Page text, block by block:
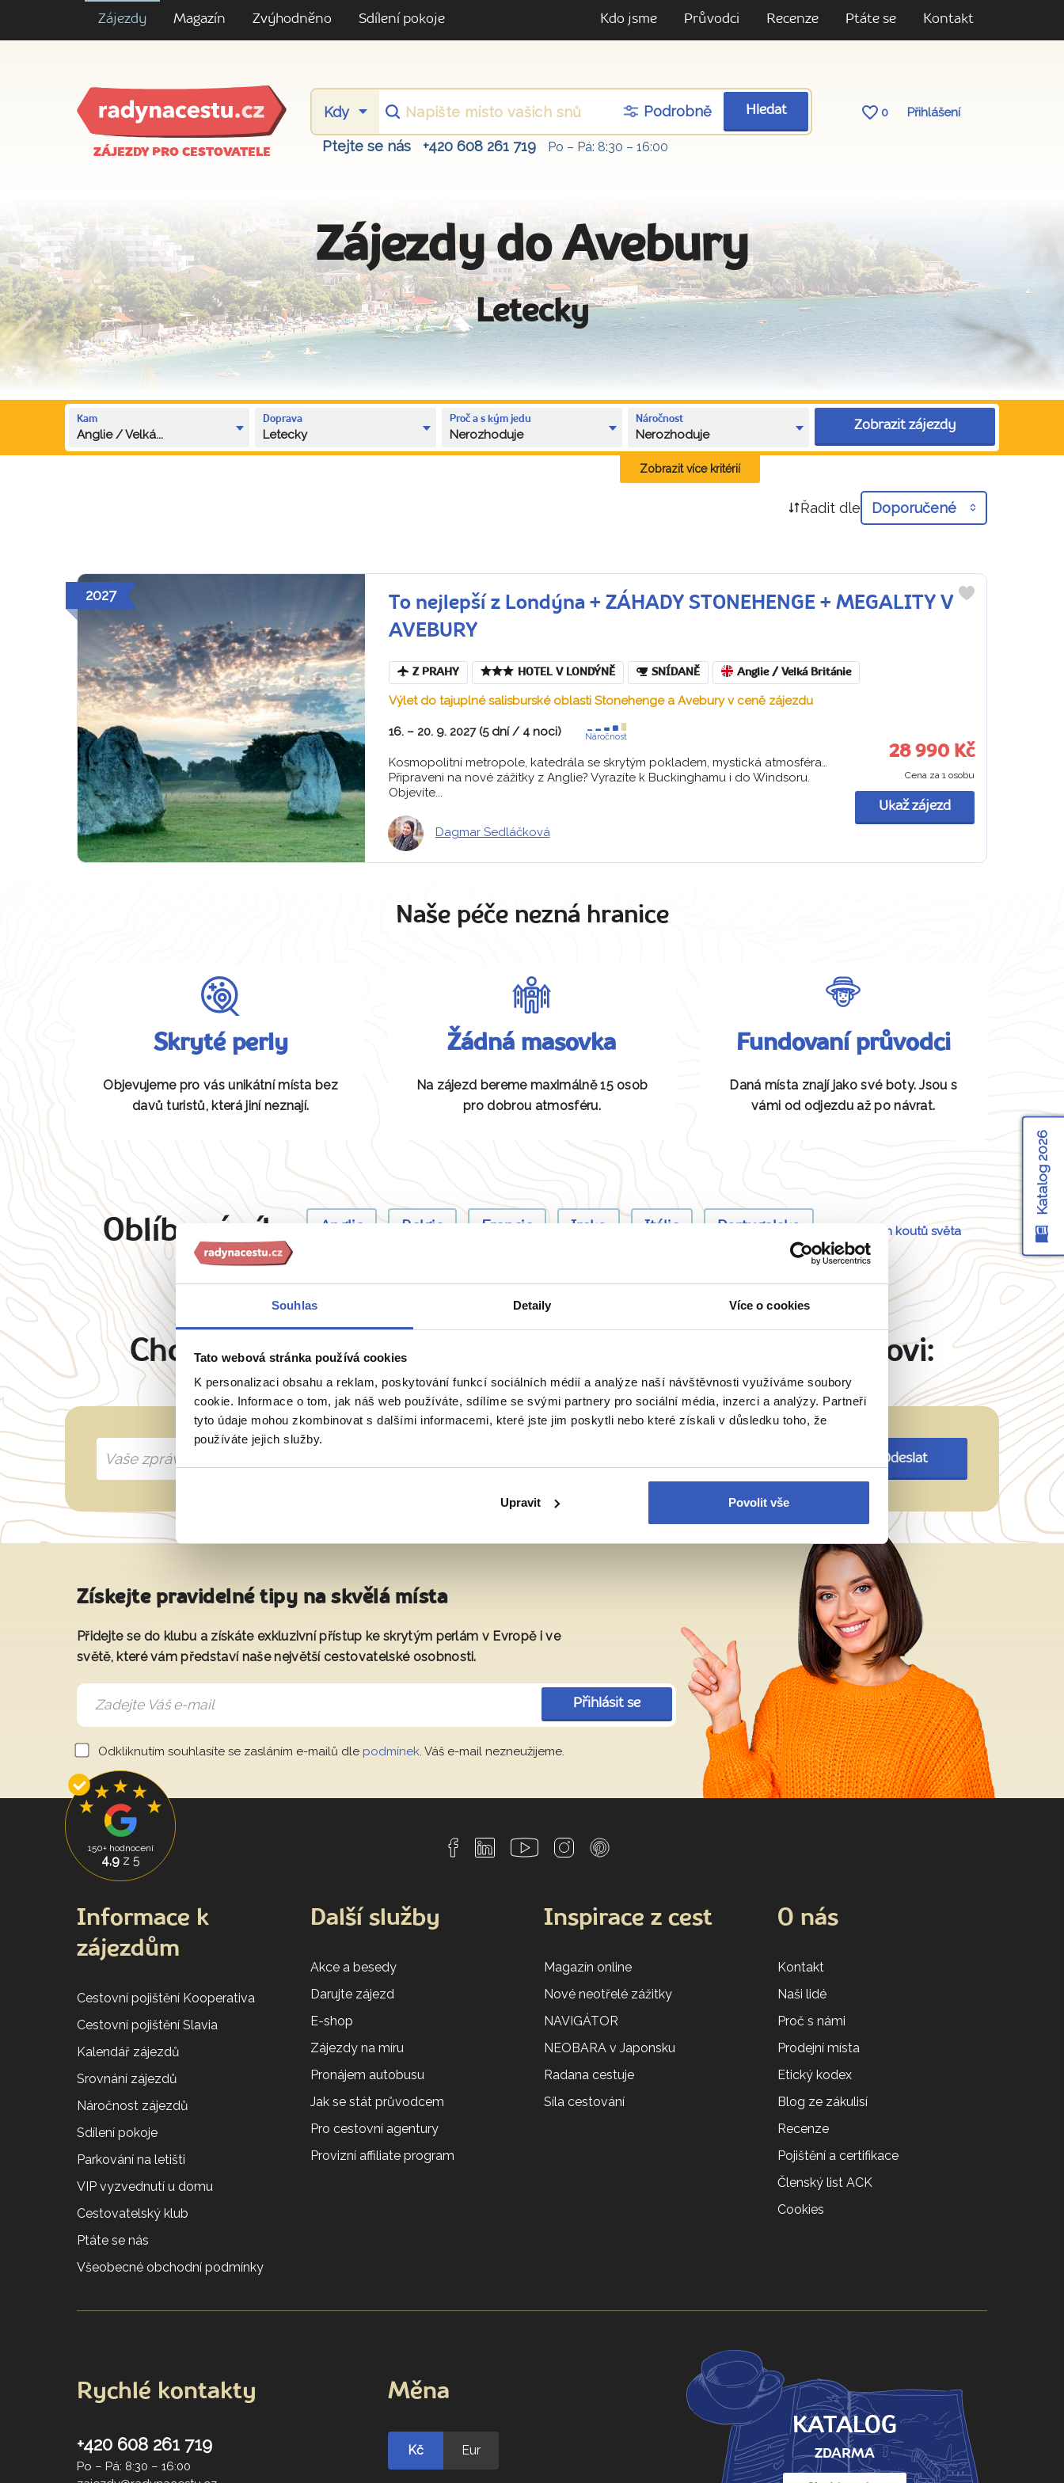
Souhlas Detaily Více o cookies
Tato webová stránka používá cookies
K personalizaci obsahu a reklam, poskytování funkcí sociálních médií a analýze naší návštěvnosti využíváme soubory
cookie. Informace o tom, jak náš web používáte, sdílíme se svými partnery pro sociální média, inzerci a analýzy. Partneři
tyto údaje mohou zkombinovat s dalšími informacemi, které jste jim poskytli nebo které získali v důsledku toho, že
používáte jejich služby.
Upravit Povolit vše
Zájezdy Magazín Zvýhodněno Sdílení pokoje Kdo jsme Průvodci Recenze Ptáte se Kontakt
ZÁJEZDY PRO CESTOVATELE
Podrobně Hledat 0 Přihlášení
Ptejte se nás +420 608 261 719 Po – Pá: 8:30 – 16:00
Zájezdy do Avebury
Letecky
Kam
Anglie / Velká...
Doprava
Letecky
Proč a s kým jedu
Nerozhoduje
Náročnost
Nerozhoduje
Zobrazit zájezdy
Zobrazit více kritérií
Řadit dle Doporučené
2027
To nejlepší z Londýna + ZÁHADY STONEHENGE + MEGALITY V
AVEBURY
Z PRAHY HOTEL V LONDÝNĚ SNÍDANĚ Anglie / Velká Británie
Výlet do tajuplné salisburské oblasti Stonehenge a Avebury v ceně zájezdu
16. – 20. 9. 2027 (5 dní / 4 noci) Náročnost
Kosmopolitní metropole, katedrála se skrytým pokladem, mystická atmosféra…
Připraveni na nové zážitky z Anglie? Vyrazíte k Buckinghamu i do Windsoru.
Objevíte...
Dagmar Sedláčková
28 990 Kč
Cena za 1 osobu
Ukaž zájezd
Naše péče nezná hranice
Skryté perly
Objevujeme pro vás unikátní místa bez
davů turistů, která jiní neznají.
Žádná masovka
Na zájezd bereme maximálně 15 osob
pro dobrou atmosféru.
Fundovaní průvodci
Daná místa znají jako své boty. Jsou s
vámi od odjezdu až po návrat.
Oblíbené cíle Anglie Belgie Francie Irsko Itálie Portugalsko 54 dalších koutů světa
Chcete oslovit přímo majitele? Napište Martinu Šimkovi:
Odeslat
Získejte pravidelné tipy na skvělá místa
Přidejte se do klubu a získáte exkluzivní přístup ke skrytým perlám v Evropě i ve
světě, které vám představí naše největší cestovatelské osobnosti.
Přihlásit se
Odkliknutím souhlasíte se zasláním e-mailů dle podmínek . Váš e-mail nezneužijeme.
Katalog 2026
150+ hodnocení
4,9z 5
Informace k
zájezdům
Cestovní pojištění Kooperativa
Cestovní pojištění Slavia
Kalendář zájezdů
Srovnání zájezdů
Náročnost zájezdů
Sdílení pokoje
Parkování na letišti
VIP vyzvednutí u domu
Cestovatelský klub
Ptáte se nás
Všeobecné obchodní podmínky
Další služby
Akce a besedy
Darujte zájezd
E-shop
Zájezdy na míru
Pronájem autobusu
Jak se stát průvodcem
Pro cestovní agentury
Provizní affiliate program
Inspirace z cest
Magazín online
Nové neotřelé zážitky
NAVIGÁTOR
NEOBARA v Japonsku
Radana cestuje
Síla cestování
O nás
Kontakt
Naši lidé
Proč s námi
Prodejní místa
Etický kodex
Blog ze zákulisí
Recenze
Pojištění a certifikace
Členský list ACK
Cookies
Rychlé kontakty
+420 608 261 719
Po – Pá: 8:30 – 16:00
Měna
Kč Eur
KATALOG
ZDARMA